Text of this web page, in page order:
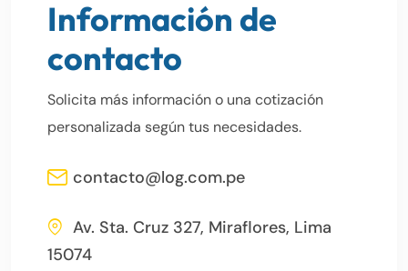
Información de
contacto
Solicita más información o una cotización
personalizada según tus necesidades.
contacto@log.com.pe
Av. Sta. Cruz 327, Miraflores, Lima
15074